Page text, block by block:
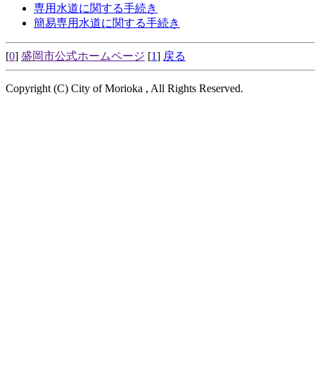
専用水道に関する手続き
簡易専用水道に関する手続き
[0] 盛岡市公式ホームページ [1] 戻る
Copyright (C) City of Morioka , All Rights Reserved.